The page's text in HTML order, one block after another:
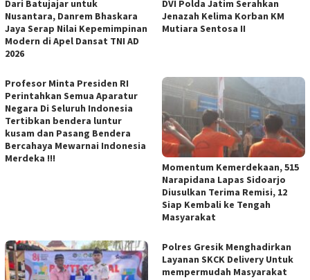
Dari Batujajar untuk
Nusantara, Danrem Bhaskara
Jaya Serap Nilai Kepemimpinan
Modern di Apel Dansat TNI AD
2026
DVI Polda Jatim Serahkan
Jenazah Kelima Korban KM
Mutiara Sentosa II
Profesor Minta Presiden RI
Perintahkan Semua Aparatur
Negara Di Seluruh Indonesia
Tertibkan bendera luntur
kusam dan Pasang Bendera
Bercahaya Mewarnai Indonesia
Merdeka !!!
Momentum Kemerdekaan, 515
Narapidana Lapas Sidoarjo
Diusulkan Terima Remisi, 12
Siap Kembali ke Tengah
Masyarakat
Polres Gresik Menghadirkan
Layanan SKCK Delivery Untuk
mempermudah Masyarakat